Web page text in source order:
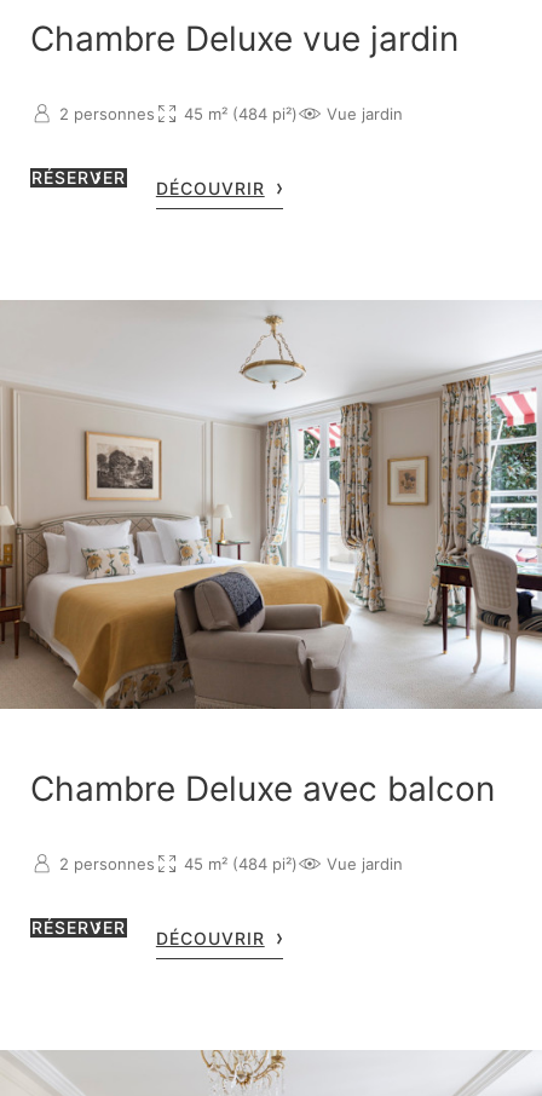
Chambre Deluxe vue jardin
2 personnes 45 m² (484 pi²) Vue jardin
RÉSERVER
DÉCOUVRIR
Chambre Deluxe avec balcon
2 personnes 45 m² (484 pi²) Vue jardin
RÉSERVER
DÉCOUVRIR